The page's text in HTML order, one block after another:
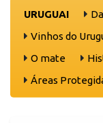
URUGUAI
Vinhos do
O mate
Áreas